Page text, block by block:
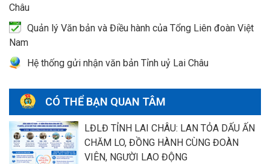
Châu
Quản lý Văn bản và Điều hành của Tổng Liên đoàn Việt
Nam
Hệ thống gửi nhận văn bản Tỉnh uỷ Lai Châu
CÓ THỂ BẠN QUAN TÂM
LĐLĐ TỈNH LAI CHÂU: LAN TỎA DẤU ẤN
CHĂM LO, ĐỒNG HÀNH CÙNG ĐOÀN
VIÊN, NGƯỜI LAO ĐỘNG